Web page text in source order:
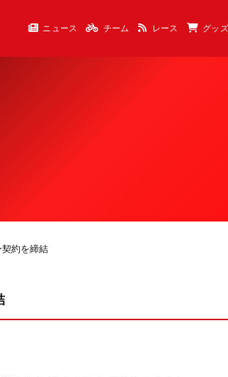
ニュース チーム レース グッズ
約を締結